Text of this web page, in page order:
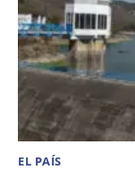
EL PAÍS